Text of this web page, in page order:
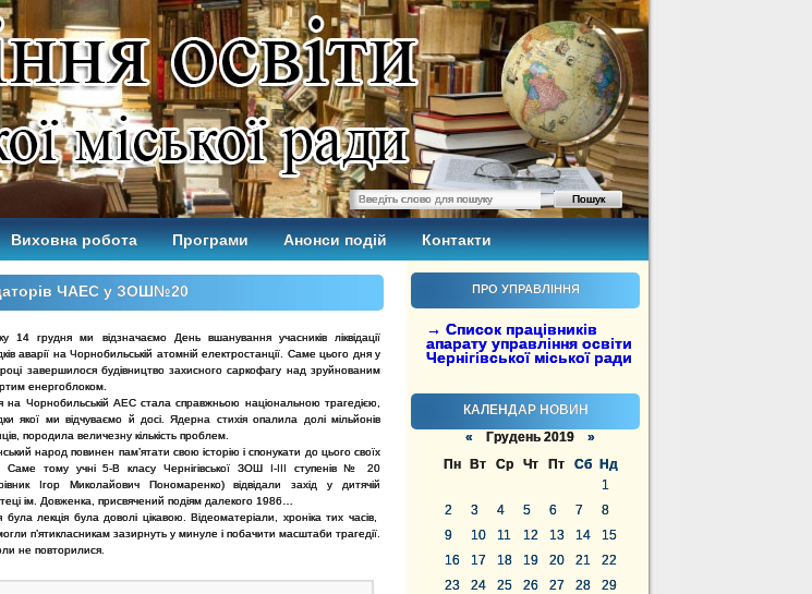
Виховна робота Програми Анонси подій Контакти
ПРО УПРАВЛІННЯ
→ Список працівників
апарату управління освіти
Чернігівської міської ради
КАЛЕНДАР НОВИН
« Грудень 2019 »
Пн
Вт Ср Чт Пт Сб
Нд
1
2
3 4 5 6 7
8
9
10 11 12 13 14
15
16
17 18 19 20 21
22
23
24 25 26 27 28
29
ЧАЕС у ЗОШ№20
14 грудня ми відзначаємо День вшанування учасників ліквідації
аварії на Чорнобильській атомній електростанції. Саме цього дня у
завершилося будівництво захисного саркофагу над зруйнованим
енергоблоком.
на Чорнобильській АЕС стала справжньою національною трагедією,
якої ми відчуваємо й досі. Ядерна стихія опалила долі мільйонів
породила величезну кількість проблем.
народ повинен пам’ятати свою історію і спонукати до цього своїх
Саме тому учні 5-В класу Чернігівської ЗОШ І-ІІІ ступенів № 20
Ігор Миколайович Пономаренко) відвідали захід у дитячій
ім. Довженка, присвячений подіям далекого 1986…
була лекція була доволі цікавою. Відеоматеріали, хроніка тих часів,
п’ятикласникам зазирнуть у минуле і побачити масштаби трагедії.
не повторилися.